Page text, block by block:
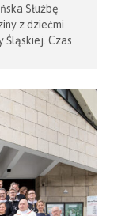
Służbę
z dziećmi
Śląskiej. Czas
[…]